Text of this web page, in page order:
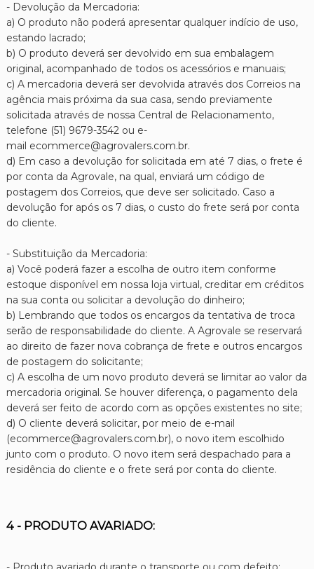
- Devolução da Mercadoria:
a) O produto não poderá apresentar qualquer indício de uso,
estando lacrado;
b) O produto deverá ser devolvido em sua embalagem
original, acompanhado de todos os acessórios e manuais;
c) A mercadoria deverá ser devolvida através dos Correios na
agência mais próxima da sua casa, sendo previamente
solicitada através de nossa Central de Relacionamento,
telefone (51) 9679-3542 ou e-
mail ecommerce@agrovalers.com.br.
d) Em caso a devolução for solicitada em até 7 dias, o frete é
por conta da Agrovale, na qual, enviará um código de
postagem dos Correios, que deve ser solicitado. Caso a
devolução for após os 7 dias, o custo do frete será por conta
do cliente.
- Substituição da Mercadoria:
a) Você poderá fazer a escolha de outro item conforme
estoque disponível em nossa loja virtual, creditar em créditos
na sua conta ou solicitar a devolução do dinheiro;
b) Lembrando que todos os encargos da tentativa de troca
serão de responsabilidade do cliente. A Agrovale se reservará
ao direito de fazer nova cobrança de frete e outros encargos
de postagem do solicitante;
c) A escolha de um novo produto deverá se limitar ao valor da
mercadoria original. Se houver diferença, o pagamento dela
deverá ser feito de acordo com as opções existentes no site;
d) O cliente deverá solicitar, por meio de e-mail
(ecommerce@agrovalers.com.br), o novo item escolhido
junto com o produto. O novo item será despachado para a
residência do cliente e o frete será por conta do cliente.
4 - PRODUTO AVARIADO: